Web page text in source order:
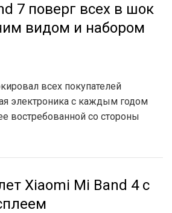
7 поверг всех в шок
видом и набором
всех покупателей
электроника с каждым годом
востребованной со стороны
Xiaomi Mi Band 4 с